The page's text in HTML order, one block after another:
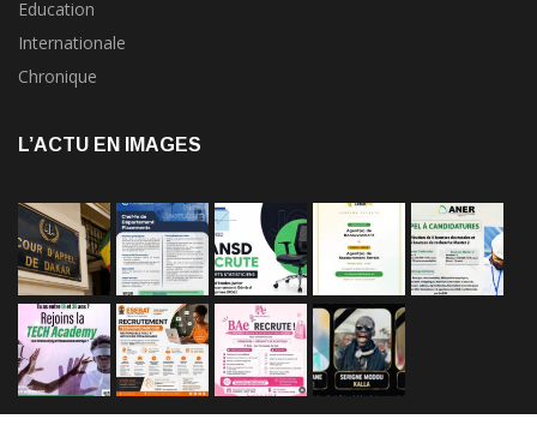
Education
Internationale
Chronique
L’ACTU EN IMAGES